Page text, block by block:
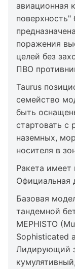
авиационная
поражения
целей без
ПВО
Taurus
семейство
быть
стартовать с
наземных,
носителя в
Ракета имеет
Официальная
Базовая
тандемной
MEPHISTO
Sophisticated
Лидирующий